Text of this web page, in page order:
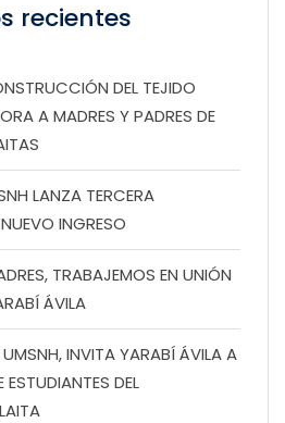
recientes
DEL TEJIDO
A MADRES Y PADRES DE
LANZA TERCERA
INGRESO
TRABAJEMOS EN UNIÓN
ÁVILA
INVITA YARABÍ ÁVILA A
ESTUDIANTES DEL